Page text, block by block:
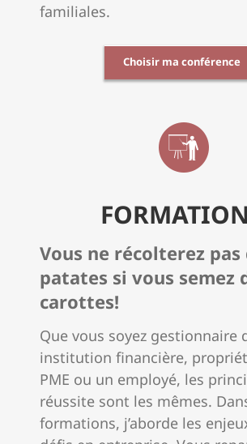
familiales.
Choisir ma conférence
Vous ne récolterez pas
patates si vous semez
carottes!
Que vous soyez gestionnaire
institution financière,
PME ou un employé, les
réussite sont les mêmes.
formations, j’aborde les